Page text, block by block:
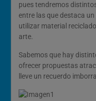
pues tendremos
entre las que destaca
utilizar material
arte.
Sabemos que hay
ofrecer propuestas
lleve un recuerdo